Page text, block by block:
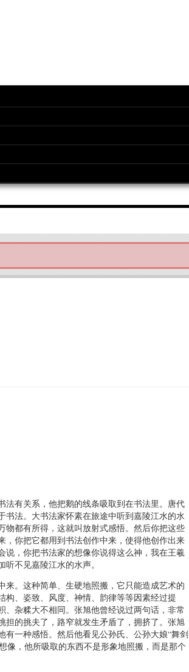
有关系，他把鹅的线条吸取到在书法里。唐代
法。大书法家怀素在旅途中听到嘉陵江水的水
都有所得，这就叫放射式感悟。然后你把这些
你把它都用到书法创作中来，使得他创作出来
，你把书法家的想像你说得这么神，我在王羲
不见嘉陵江水的水声。
。这种简单、生硬地照搬，它只能造成艺术的
、姿致、风度、神情、韵律等等因素经过提
杂糅大不相同。张旭他曾经说过两句话，非常
的挑夫了，路窄就发生矛盾了，拥挤了。张旭
一种感悟。然后他看见公孙氏、公孙大娘“舞剑
像，他所吸取的东西不是形象地照搬，而是那个